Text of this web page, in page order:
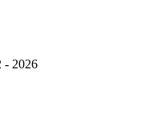
2026